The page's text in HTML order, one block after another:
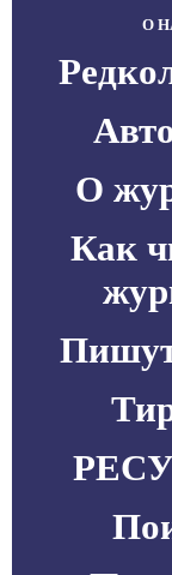
О
О
Как